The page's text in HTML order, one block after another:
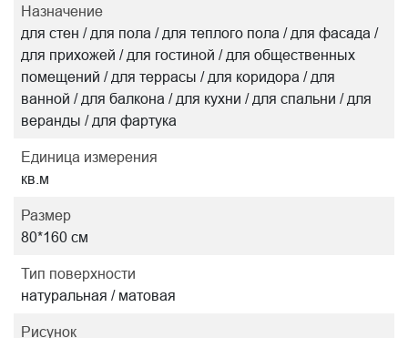
Назначение
для стен / для пола / для теплого пола / для фасада /
для прихожей / для гостиной / для общественных
помещений / для террасы / для коридора / для
ванной / для балкона / для кухни / для спальни / для
веранды / для фартука
Единица измерения
кв.м
Размер
80*160 см
Тип поверхности
натуральная / матовая
Рисунок